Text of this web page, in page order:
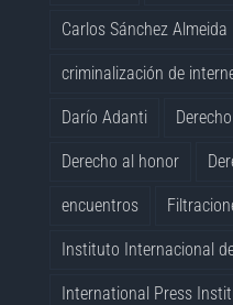
Carlos Sánchez Almeida
criminalización de
Darío Adanti
Derecho al honor
encuentros
Instituto Internacional
International Press